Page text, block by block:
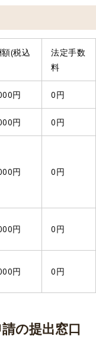
(税込
法定手数
料
円 0円
円 0円
円 0円
円 0円
円 0円
の提出窓口